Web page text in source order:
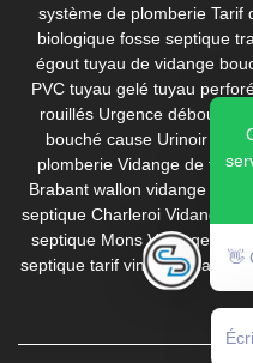
système de plomberie Tarif
biologique fosse septique
égout tuyau de vidange
PVC tuyau gelé tuyau
rouillés Urgence débouchage
bouché cause Urinoir
plomberie Vidange de
Brabant wallon vidange fosse
septique Charleroi Vidange
septique Mons Vidange
septique tarif vinaigre blanc 👋